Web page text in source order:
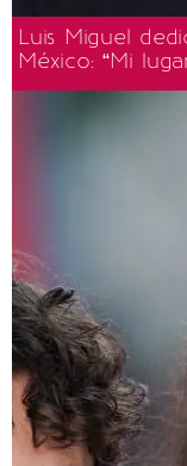
Luis Miguel
México: “Mi